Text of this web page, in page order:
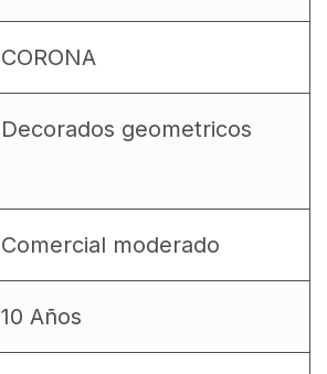
CORONA
Decorados geometricos
Comercial moderado
10 Años